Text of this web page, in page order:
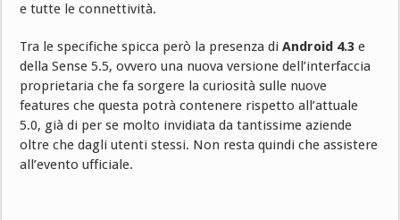
e tutte le connettività.
Tra le specifiche spicca però la presenza diAndroid 4.3 e
della Sense 5.5, ovvero una nuova versione dell’interfaccia
proprietaria che fa sorgere la curiosità sulle nuove
features che questa potrà contenere rispetto all’attuale
5.0, già di per se molto invidiata da tantissime aziende
oltre che dagli utenti stessi. Non resta quindi che assistere
all’evento ufficiale.